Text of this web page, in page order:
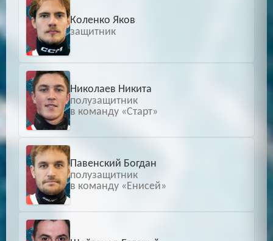
Коленко Яков
защитник
Николаев Никита
полузащитник
в команду «Старт»
Павенский Богдан
полузащитник
в команду «Енисей»